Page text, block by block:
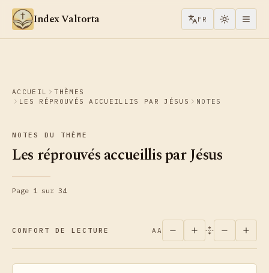
Aller au contenu
Index Valtorta FR
ACCUEIL
THÈMES
LES RÉPROUVÉS ACCUEILLIS PAR JÉSUS
NOTES
NOTES DU THÈME
Les réprouvés accueillis par Jésus
Page 1 sur 34
CONFORT DE LECTURE AA